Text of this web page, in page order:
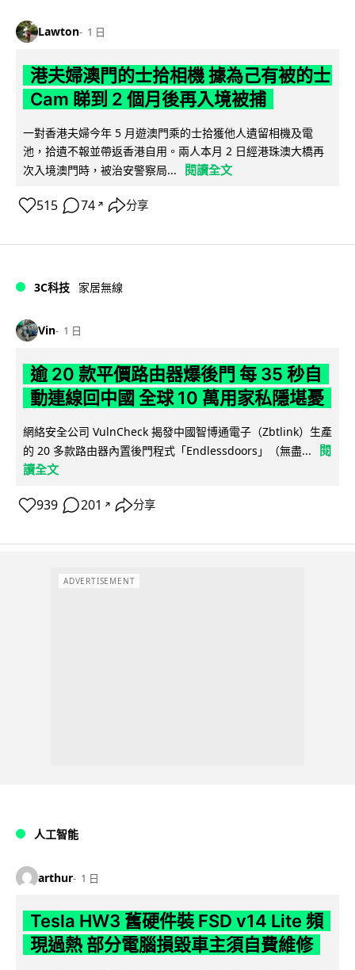
Lawton 1 日
港夫婦澳門的士拾相機 據為己有被的士
Cam 睇到 2 個月後再入境被捕
一對香港夫婦今年 5 月遊澳門乘的士拾獲他人遺留相機及電
池，拾遺不報並帶返香港自用。兩人本月 2 日經港珠澳大橋再
次入境澳門時，被治安警察局...
閱讀全文
515 74 ↗ 分享
3C科技 家居無線
Vin 1 日
逾 20 款平價路由器爆後門 每 35 秒自
動連線回中國 全球 10 萬用家私隱堪憂
網絡安全公司 VulnCheck 揭發中國智博通電子（Zbtlink）生產
的 20 多款路由器內置後門程式「Endlessdoors」（無盡...
閱
讀全文
939 201 ↗ 分享
ADVERTISEMENT
人工智能
arthur 1 日
Tesla HW3 舊硬件裝 FSD v14 Lite 頻
現過熱 部分電腦損毀車主須自費維修